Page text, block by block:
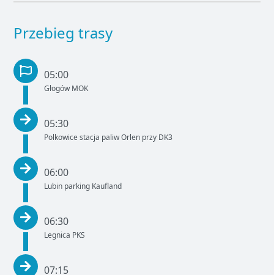
Przebieg trasy
05:00
Głogów MOK
05:30
Polkowice stacja paliw Orlen przy DK3
06:00
Lubin parking Kaufland
06:30
Legnica PKS
07:15